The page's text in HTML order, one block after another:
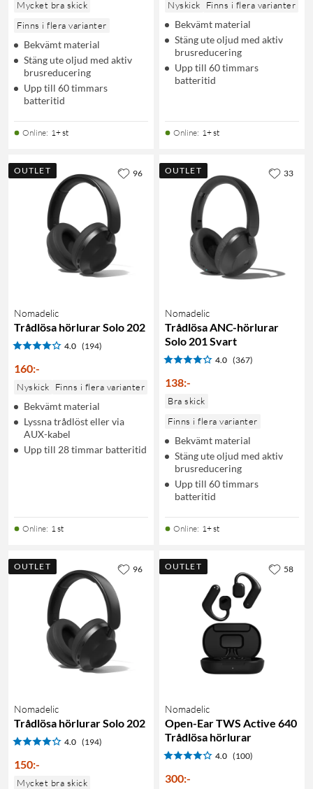
Mycket bra skick
Finns i flera varianter
Bekvämt material
Stäng ute oljud med aktiv
brusreducering
Upp till 60 timmars
batteritid
Online: 1+ st
Nyskick Finns i flera varianter
Bekvämt material
Stäng ute oljud med aktiv
brusreducering
Upp till 60 timmars
batteritid
Online: 1+ st
OUTLET
Nomadelic
Trådlösa hörlurar Solo 202
4.0 (194)
160:-
Nyskick Finns i flera varianter
Bekvämt material
Lyssna trådlöst eller via
AUX-kabel
Upp till 28 timmar batteritid
Online: 1 st
96 OUTLET
Nomadelic
Trådlösa ANC-hörlurar
Solo 201 Svart
4.0 (367)
138:-
Bra skick
Finns i flera varianter
Bekvämt material
Stäng ute oljud med aktiv
brusreducering
Upp till 60 timmars
batteritid
Online: 1+ st
33
OUTLET
Nomadelic
Trådlösa hörlurar Solo 202
4.0 (194)
150:-
Mycket bra skick
96 OUTLET
Nomadelic
Open-Ear TWS Active 640
Trådlösa hörlurar
4.0 (100)
300:-
58